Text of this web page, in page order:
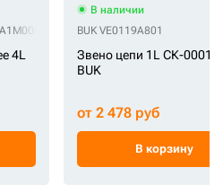
QHD UL215B0P4QHD VF16300004
4L
В наличии
BUK VE0119A801
Звено цепи 1L СК-
BUK
от 2 478 руб
В корзину